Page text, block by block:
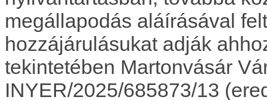
megállapodás aláírásával
hozzájárulásukat adják
tekintetében Martonvásár
INYER/2025/685873/13